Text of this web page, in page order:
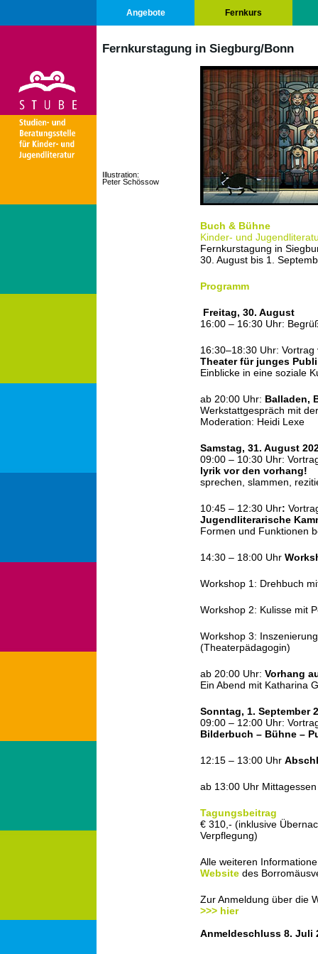
Angebote Fernkurs
Fernkurstagung in Siegburg/Bonn
Illustration:
Peter Schössow
Buch & Bühne
Kinder- und
Fernkurstagung in
30. August bis 1.
Programm
Freitag, 30. August
16:00 – 16:30 Uhr:
16:30–18:30 Uhr:
Theater für junges
Einblicke in eine soziale
ab 20:00 Uhr: Balladen,
Werkstattgespräch mit
Moderation: Heidi Lexe
Samstag, 31. August
09:00 – 10:30 Uhr:
lyrik vor den vorhang!
sprechen, slammen,
10:45 – 12:30 Uhr:
Jugendliterarische
Formen und Funktionen
14:30 – 18:00 Uhr
Workshop 1: Drehbuch
Workshop 2: Kulisse mit
Workshop 3:
(Theaterpädagogin)
ab 20:00 Uhr: Vorhang
Ein Abend mit Katharina
Sonntag, 1. September
09:00 – 12:00 Uhr:
Bilderbuch – Bühne –
12:15 – 13:00 Uhr
ab 13:00 Uhr
Tagungsbeitrag
€ 310,- (inklusive
Verpflegung)
Alle weiteren
Website des
Zur Anmeldung über die
>>> hier
Anmeldeschluss 8. Juli